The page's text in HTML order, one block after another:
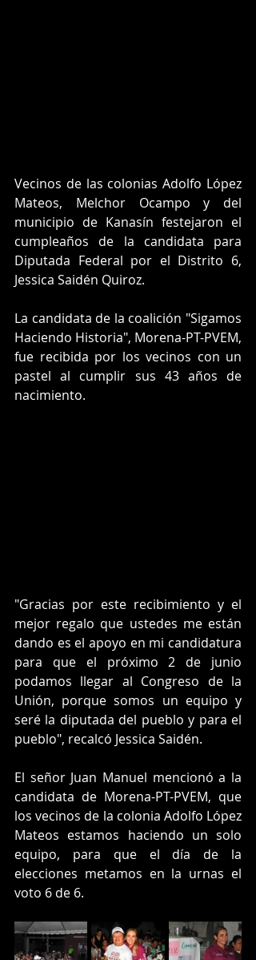
Vecinos de las colonias Adolfo López
Mateos, Melchor Ocampo y del
municipio de Kanasín festejaron el
cumpleaños de la candidata para
Diputada Federal por el Distrito 6,
Jessica Saidén Quiroz.
La candidata de la coalición "Sigamos
Haciendo Historia", Morena-PT-PVEM,
fue recibida por los vecinos con un
pastel al cumplir sus 43 años de
nacimiento.
"Gracias por este recibimiento y el
mejor regalo que ustedes me están
dando es el apoyo en mi candidatura
para que el próximo 2 de junio
podamos llegar al Congreso de la
Unión, porque somos un equipo y
seré la diputada del pueblo y para el
pueblo", recalcó Jessica Saidén.
El señor Juan Manuel mencionó a la
candidata de Morena-PT-PVEM, que
los vecinos de la colonia Adolfo López
Mateos estamos haciendo un solo
equipo, para que el día de la
elecciones metamos en la urnas el
voto 6 de 6.